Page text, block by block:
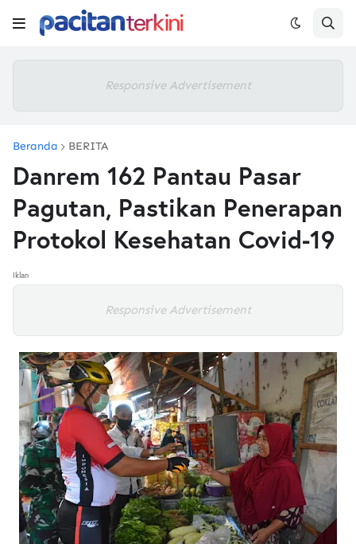
Responsive Advertisement
Beranda BERITA
Danrem 162 Pantau Pasar
Pagutan, Pastikan Penerapan
Protokol Kesehatan Covid-19
Iklan
Responsive Advertisement